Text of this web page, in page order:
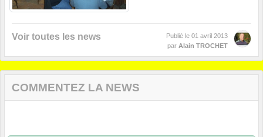
Voir toutes les news Publié le 01 avril 2013
par Alain TROCHET
COMMENTEZ LA NEWS